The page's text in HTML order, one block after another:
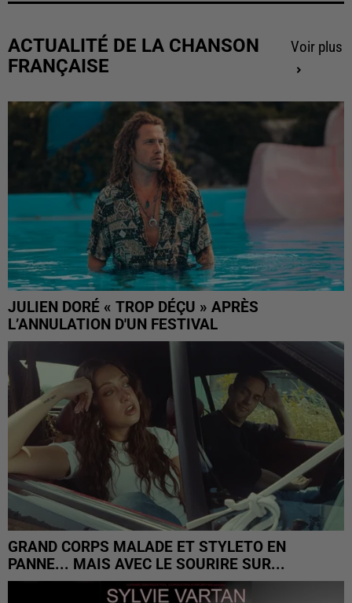
ACTUALITÉ DE LA CHANSON
FRANÇAISE
Voir plus
JULIEN DORÉ « TROP DÉÇU » APRÈS
L’ANNULATION D'UN FESTIVAL
GRAND CORPS MALADE ET STYLETO EN
PANNE... MAIS AVEC LE SOURIRE SUR...